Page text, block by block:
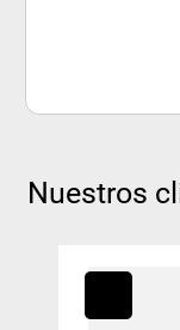
Nuestros